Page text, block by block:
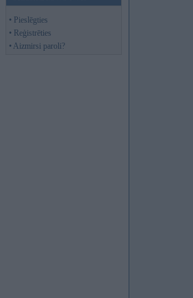
• Pieslēgties
• Reģistrēties
• Aizmirsi paroli?